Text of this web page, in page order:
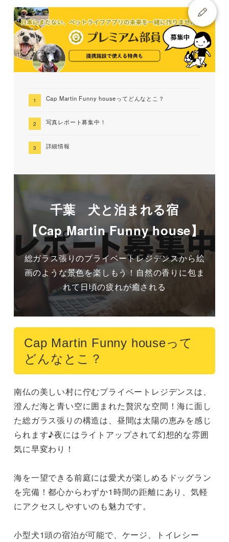
Cap Martin Funny houseってどんなとこ？
写真レポート募集中！
詳細情報
千葉 犬と泊まれる宿
【Cap Martin Funny house】
総ガラス張りのプライベートレジデンスから絵
画のような景色を楽しもう！自然の香りに包ま
れて日頃の疲れが癒される
Cap Martin Funny houseって
どんなとこ？
南仏の美しい村に佇むプライベートレジデンスは、
澄んだ海と青い空に囲まれた贅沢な空間！海に面し
た総ガラス張りの構造は、昼間は太陽の恵みを感じ
られます♪夜にはライトアップされて幻想的な雰囲
気に早変わり！
海を一望できる前庭には愛犬が楽しめるドッグラン
を完備！都心からわずか1時間の距離にあり、気軽
にアクセスしやすいのも魅力です。
小型犬1頭の宿泊が可能で、ケージ、トイレシー